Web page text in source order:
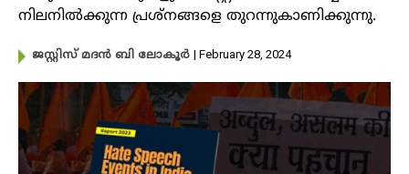
നിലനിൽക്കുന്ന പ്രശ്നങ്ങളെ തുറന്നുകാണിക്കുന്നു.
ജസ്റ്റിസ് മദൻ ബി ലോകൂർ | February 28, 2024